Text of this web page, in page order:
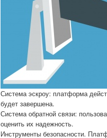
Система эскроу: платформа
будет завершена.
Система обратной связи:
оценить их надежность.
Инструменты безопасности.